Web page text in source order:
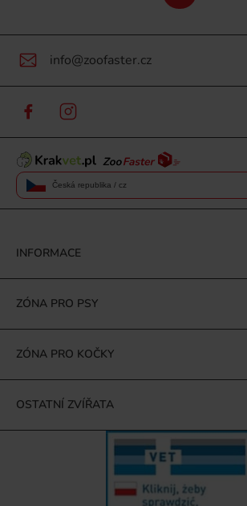
info@zoofaster.cz
Česká republika / cz
INFORMACE
ZÓNA PRO PSY
ZÓNA PRO KOČKY
OSTATNÍ ZVÍŘATA